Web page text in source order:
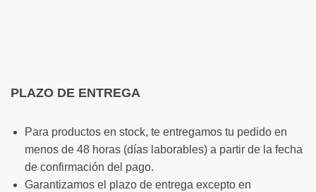
PLAZO DE ENTREGA
Para productos en stock, te entregamos tu pedido en
menos de 48 horas (días laborables) a partir de la fecha
de confirmación del pago.
Garantizamos el plazo de entrega excepto en